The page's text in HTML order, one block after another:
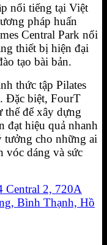
nổi tiếng tại Việt
pháp huấn
Central Park nổi
thiết bị hiện đại
tạo bài bản.
thức tập Pilates
Đặc biệt, FourT
thế để xây dựng
đạt hiệu quả nhanh
tưởng cho những ai
vóc dáng và sức
Central 2, 720A
Bình Thạnh, Hồ